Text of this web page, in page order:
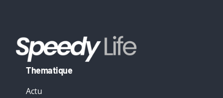
Thematique
Actu